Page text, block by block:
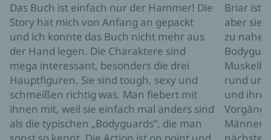
Das Buch ist einfach nur der Hammer! Die
Story hat mich von Anfang an gepackt
und ich konnte das Buch nicht mehr aus
der Hand legen. Die Charaktere sind
mega interessant, besonders die drei
Hauptfiguren. Sie sind tough, sexy und
schmeißen richtig was. Man fiebert mit
ihnen mit, weil sie einfach mal anders sind
als die typischen „Bodyguards“, die man
Briar ist
aber sie
zu nahe
rund um
und ihre
Männer